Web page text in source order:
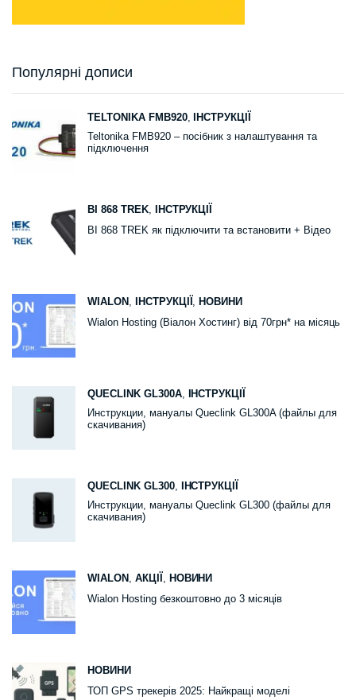
Популярні дописи
TELTONIKA FMB920,
ІНСТРУКЦІЇ
Teltonika FMB920 – посібник з налаштування та
підключення
BI 868 TREK,
ІНСТРУКЦІЇ
BI 868 TREK як підключити та встановити + Відео
WIALON , ІНСТРУКЦІЇ , НОВИНИ
Wialon Hosting (Віалон Хостинг) від 70грн* на місяць
QUECLINK GL300A,
ІНСТРУКЦІЇ
Инструкции, мануалы Queclink GL300A (файлы для
скачивания)
QUECLINK GL300,
ІНСТРУКЦІЇ
Инструкции, мануалы Queclink GL300 (файлы для
скачивания)
WIALON , АКЦІЇ , НОВИНИ
Wialon Hosting безкоштовно до 3 місяців
НОВИНИ
ТОП GPS трекерів 2025: Найкращі моделі